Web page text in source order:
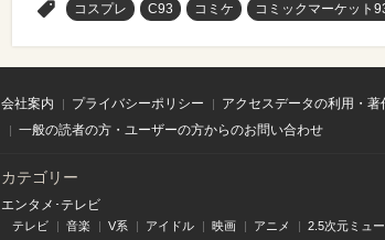
コスプレ C93 コミケ コミックマーケット
会社案内 プライバシーポリシー アクセスデータの利用・著
一般の読者の方・ユーザーの方からのお問い合わせ
カテゴリー
エンタメ･テレビ
テレビ 音楽 V系 アイドル 映画 アニメ 2.5次元ミュ